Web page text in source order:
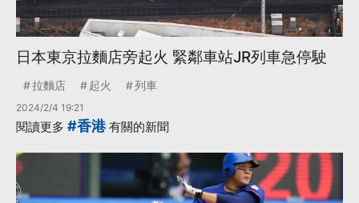
日本東京拉麵店旁起火 緊鄰車站JR列車急停駛
拉麵店 起火 列車
2024/2/4 19:21
閱讀更多 #香港有關的新聞